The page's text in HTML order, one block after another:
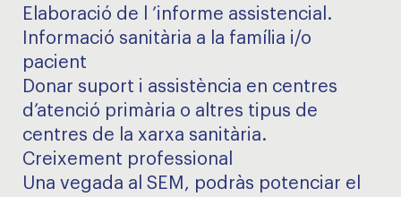
Elaboració de l ’informe assistencial.
Informació sanitària a la família i/o
pacient
Donar suport i assistència en centres
d’atenció primària o altres tipus de
centres de la xarxa sanitària.
Creixement professional
Una vegada al SEM, podràs potenciar el